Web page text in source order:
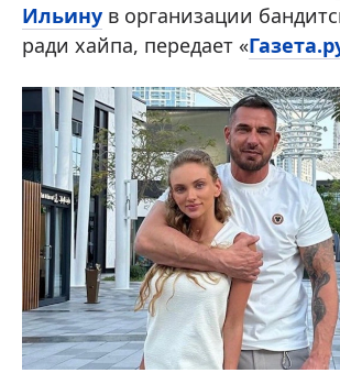
Ильину в организации
ради хайпа, передает «